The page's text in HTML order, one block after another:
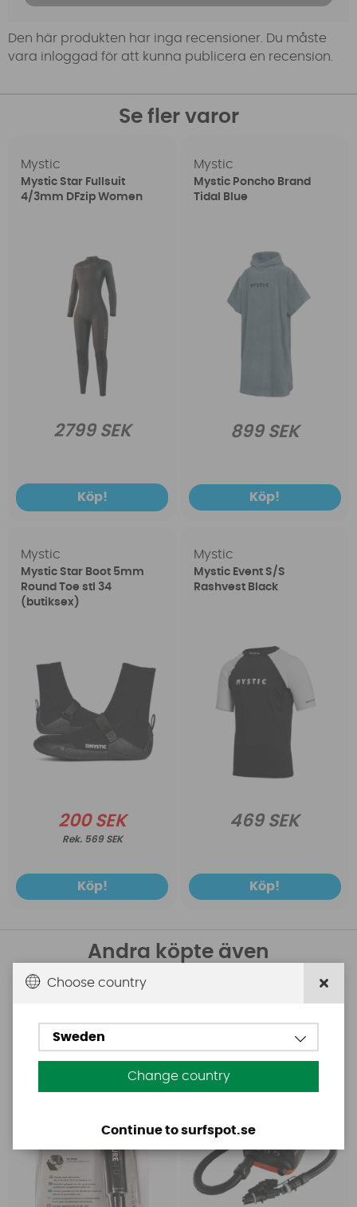
Den här produkten har inga recensioner. Du måste
vara inloggad för att kunna publicera en recension.
Se fler varor
Mystic
Mystic Star Fullsuit
4/3mm DFzip Women
2799 SEK
Köp!
Mystic
Mystic Poncho Brand
Tidal Blue
899 SEK
Köp!
Mystic
Mystic Star Boot 5mm
Round Toe stl 34
(butiksex)
200 SEK
569 SEK
Köp!
Mystic
Mystic Event S/S
Rashvest Black
469 SEK
Köp!
Andra köpte även
Choose country
Sweden
Change country
Continue to surfspot.se